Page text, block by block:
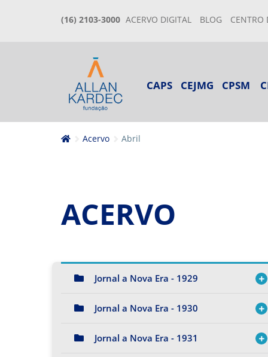
(16) 2103-3000 ACERVO DIGITAL BLOG CENTRO
CAPS CEJMG CPSM
Acervo Abril
ACERVO
Jornal a Nova Era - 1929
Jornal a Nova Era - 1930
Jornal a Nova Era - 1931